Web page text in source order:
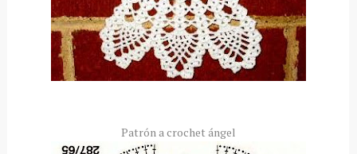
Patrón a crochet ángel